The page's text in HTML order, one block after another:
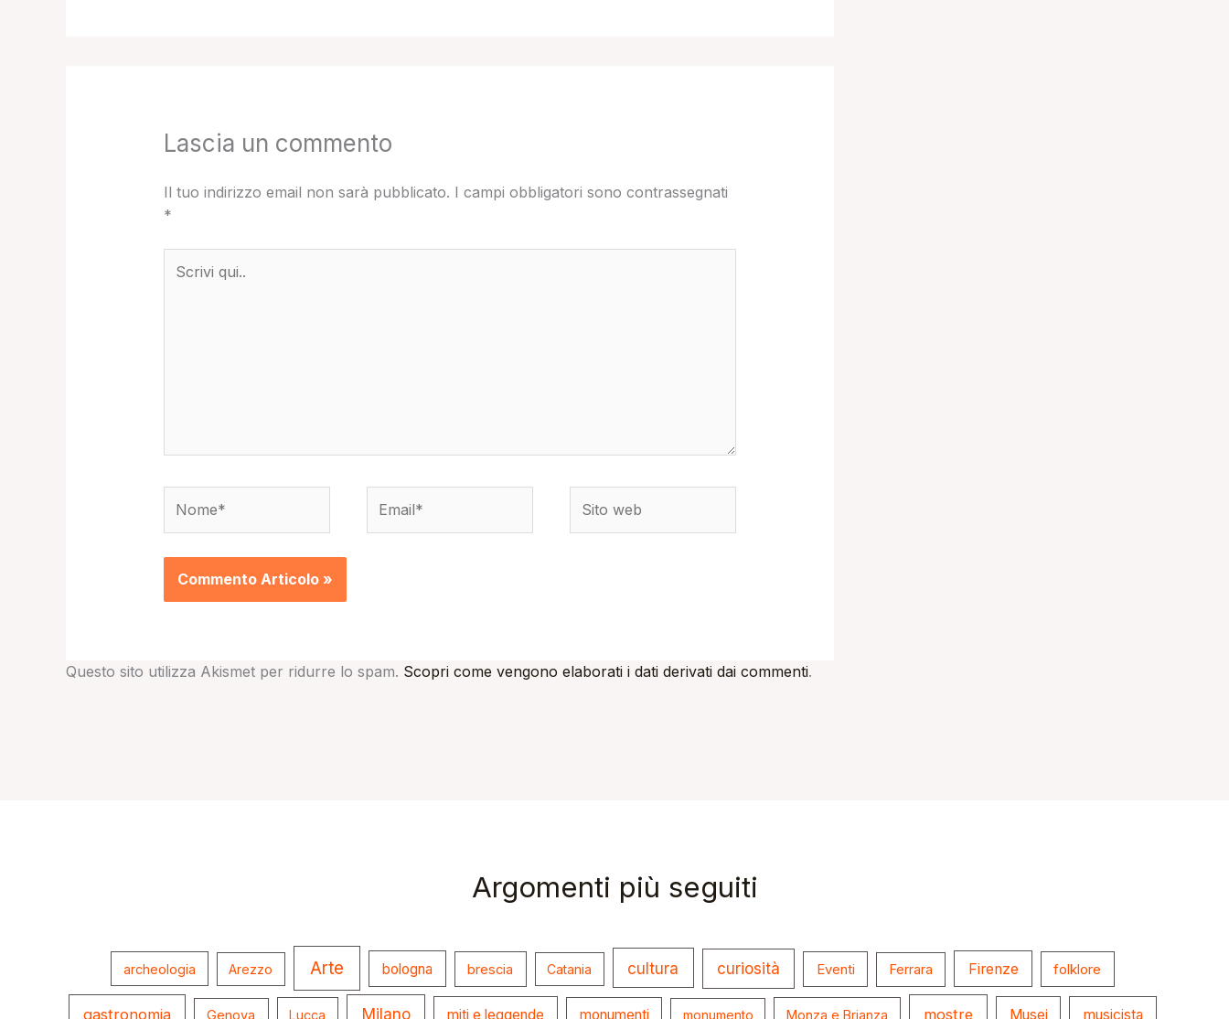
Lascia un commento
Il tuo indirizzo email non sarà pubblicato. I campi obbligatori sono contrassegnati
*
qui..
web
Questo sito utilizza Akismet per ridurre lo spam. Scopri come vengono elaborati i dati derivati dai commenti.
Argomenti più seguiti
archeologia Arezzo Arte bologna brescia Catania cultura curiosità Eventi Ferrara Firenze folklore
gastronomia Genova Lucca Milano miti e leggende monumenti monumento Monza e Brianza mostre Musei musicista